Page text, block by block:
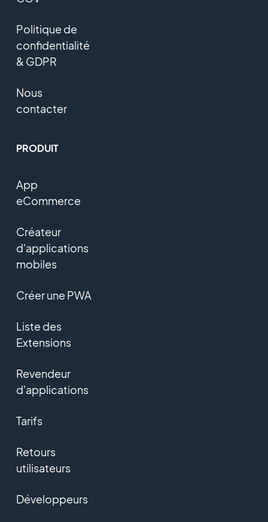
Politique de
confidentialité
& GDPR
Nous
contacter
PRODUIT
App
eCommerce
Créateur
d'applications
mobiles
Créer une PWA
Liste des
Extensions
Revendeur
d'applications
Tarifs
Retours
utilisateurs
Développeurs